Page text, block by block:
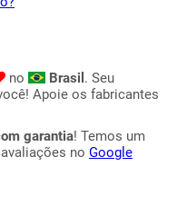
no Brasil . Seu
Apoie os fabricantes
garantia! Temos um
no Google